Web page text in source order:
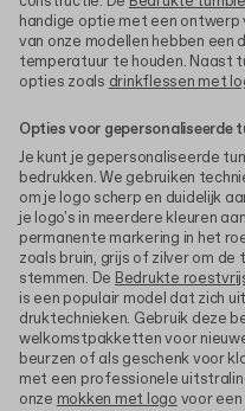
handige optie met een
van onze modellen hebben een
temperatuur te houden. Naast
opties zoals drinkflessen met
Opties voor gepersonaliseerde
Je kunt je gepersonaliseerde
bedrukken. We gebruiken
om je logo scherp en duidelijk
je logo's in meerdere kleuren
permanente markering in het
zoals bruin, grijs of zilver om
stemmen. De Bedrukte
is een populair model dat zich
druktechnieken. Gebruik deze
welkomstpakketten voor
beurzen of als geschenk voor
met een professionele
onze mokken met logo voor